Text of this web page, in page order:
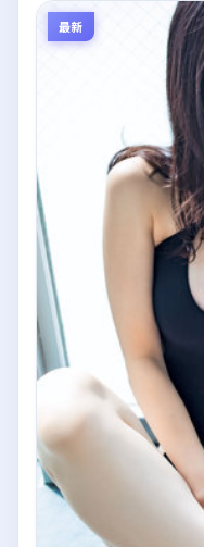
最新